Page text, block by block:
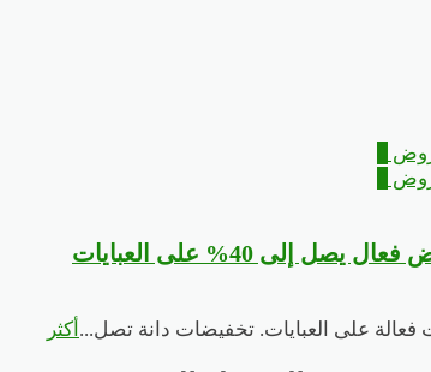
إلى 40% على العبايات
على العبايات. تخفيضات دانة تصل... أكثر